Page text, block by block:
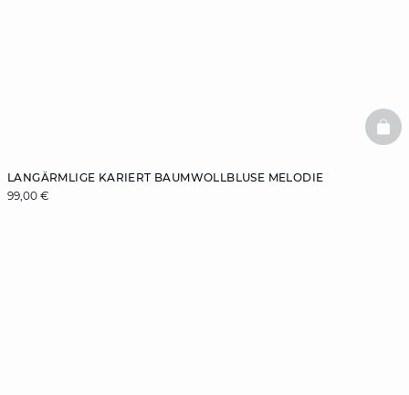
LANGÄRMLIGE KARIERT BAUMWOLLBLUSE MELODIE
99,00 €